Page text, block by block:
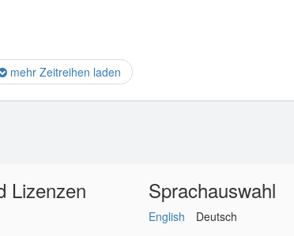
mehr Zeitreihen laden
Lizenzen Sprachauswahl
English Deutsch